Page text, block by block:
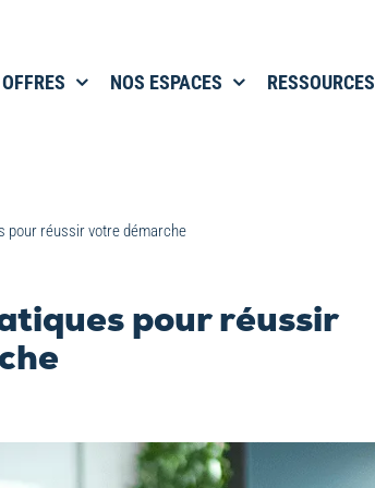
NOS ESPACES RESSOURCES
pour réussir votre démarche
pour réussir